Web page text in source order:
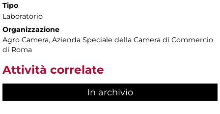
Tipo
Laboratorio
Organizzazione
Agro Camera, Azienda Speciale della Camera di Commercio
di Roma
Attività correlate
In archivio